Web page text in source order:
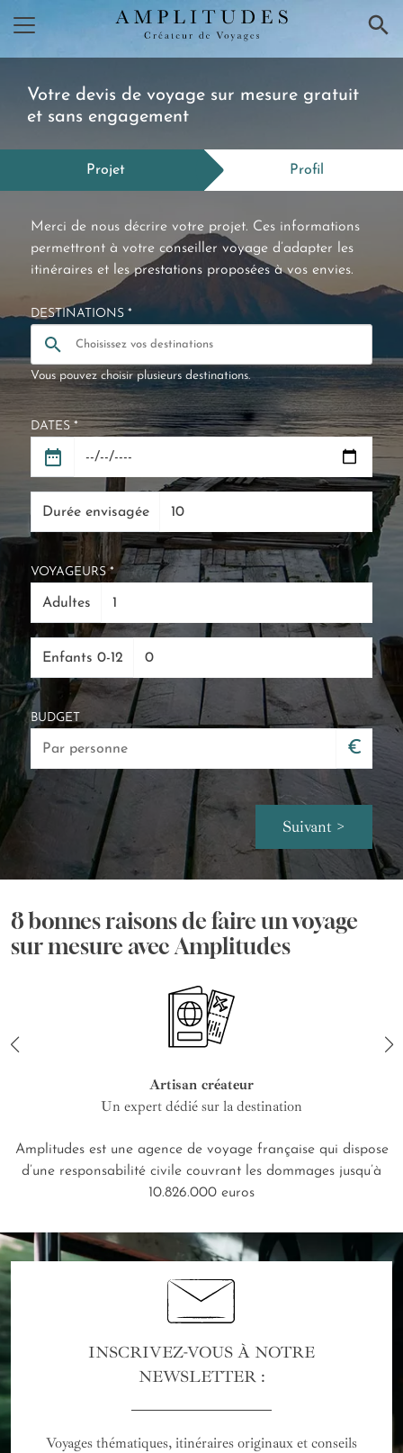
×
Votre devis de voyage sur mesure gratuit
et sans engagement
Projet Profil
Merci de nous décrire votre projet. Ces informations
permettront à votre conseiller voyage d’adapter les
itinéraires et les prestations proposées à vos envies.
DESTINATIONS *
Vous pouvez choisir plusieurs destinations.
DATES *
Durée envisagée
VOYAGEURS *
Adultes
Enfants 0-12
BUDGET
€
Suivant >
8 bonnes raisons de faire un voyage
sur mesure avec Amplitudes
Artisan créateur
Un expert dédié sur la destination
Amplitudes est une agence de voyage française qui dispose
d’une responsabilité civile couvrant les dommages jusqu’à
10.826.000 euros
INSCRIVEZ-VOUS À NOTRE
NEWSLETTER :
Voyages thématiques, itinéraires originaux et conseils